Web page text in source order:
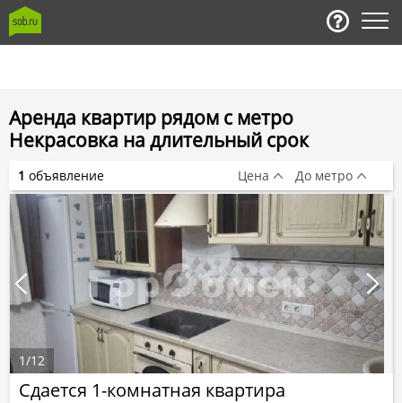
Аренда квартир рядом с метро
Некрасовка на длительный срок
Сдается 1-комнатная квартира
1/12
1 объявление Цена До метро